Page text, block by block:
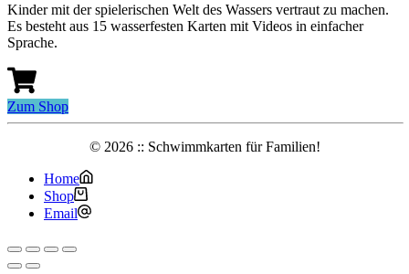
Kinder mit der spielerischen Welt des Wassers vertraut zu machen.
Es besteht aus 15 wasserfesten Karten mit Videos in einfacher
Sprache.
Zum Shop
© 2026 :: Schwimmkarten für Familien!
Home
Shop
Email